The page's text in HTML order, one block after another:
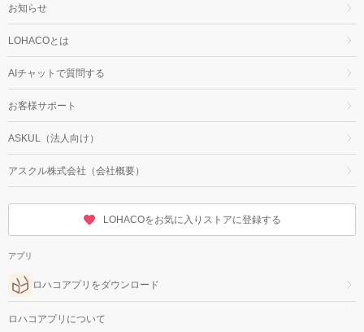
お知らせ
LOHACOとは
AIチャットで質問する
お客様サポート
ASKUL（法人向け）
アスクル株式会社（会社概要）
LOHACOをお気に入りストアに登録する
アプリ
ロハコアプリをダウンロード
ロハコアプリについて